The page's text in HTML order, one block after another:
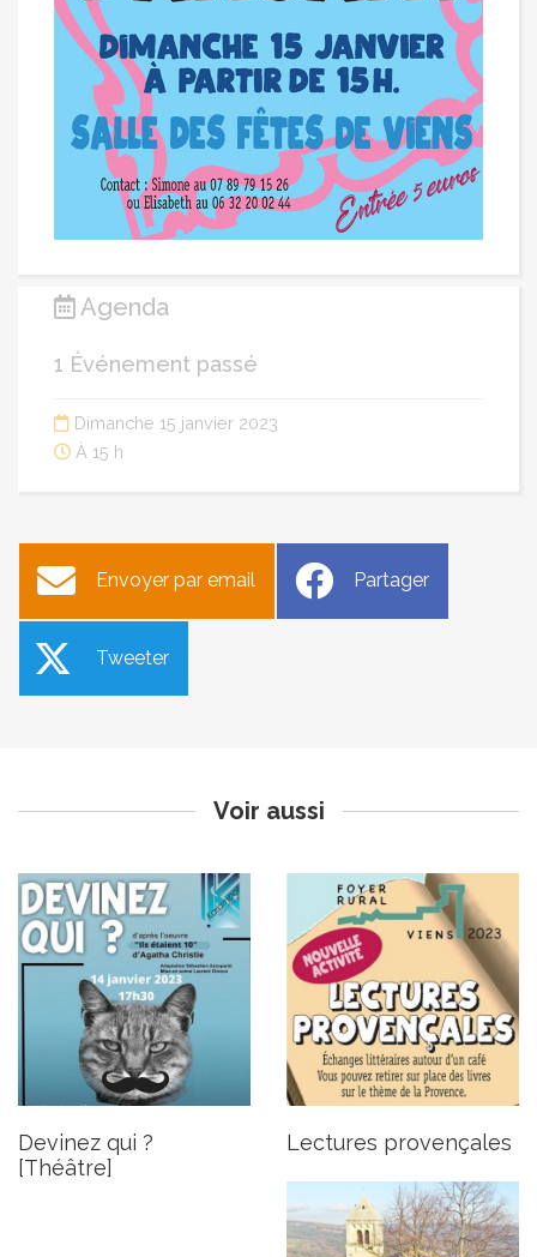
Agenda
1 Événement passé
Dimanche 15 janvier 2023
À 15 h
Envoyer par email Partager
Tweeter
Voir aussi
Devinez qui ?
[Théâtre]
Lectures provençales
Messes de Noël et de
l’Épiphanie
Publié le mardi 20 décembre 2022